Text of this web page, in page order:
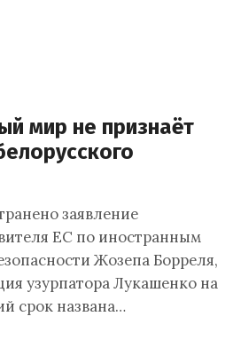
мир не признаёт
заявление
ЕС по иностранным
Жозепа Борреля,
узурпатора Лукашенко на
срок названа…